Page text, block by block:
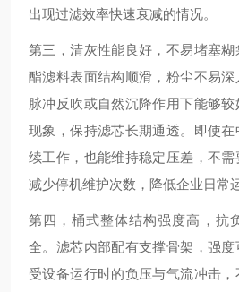
出现过滤效率快速衰减的情况。
第三，清灰性能良好，不易堵塞
酯滤料表面结构顺滑，粉尘不易
脉冲反吹或自然沉降作用下能够
现象，保持滤芯长期通透。即使
续工作，也能维持稳定压差，不
减少停机维护次数，降低企业日常
第四，桶式整体结构强度高，抗
全。滤芯内部配有支撑骨架，强
受设备运行时的负压与气流冲击